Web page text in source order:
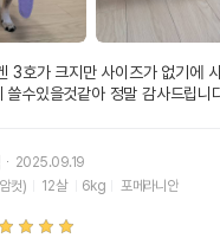
3호가 크지만 사이즈가 없기에
쓸수있을것같아 정말 감사드립니
2025.09.19
컷) 12살 6kg 포메라니안